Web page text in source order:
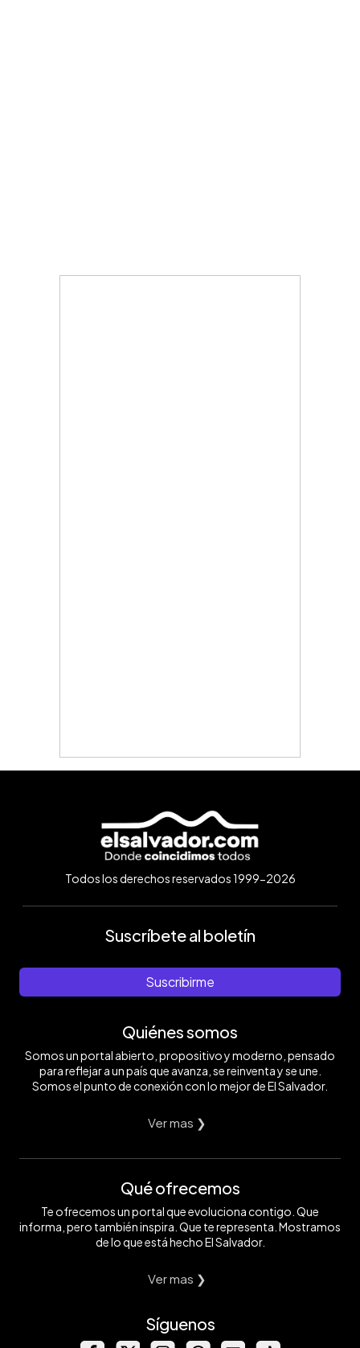
Todos los derechos reservados 1999-2026
Suscríbete al boletín
Suscribirme
Quiénes somos
Somos un portal abierto, propositivo y moderno, pensado
para reflejar a un país que avanza, se reinventa y se une.
Somos el punto de conexión con lo mejor de El Salvador.
Ver mas ❯
Qué ofrecemos
Te ofrecemos un portal que evoluciona contigo. Que
informa, pero también inspira. Que te representa. Mostramos
de lo que está hecho El Salvador.
Ver mas ❯
Síguenos